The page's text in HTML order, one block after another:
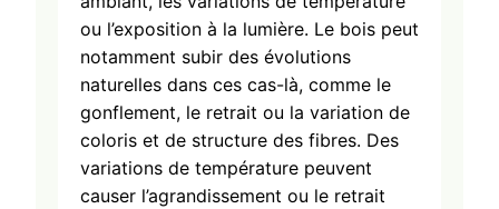
ou l’exposition à la lumière. Le bois peut
notamment subir des évolutions
naturelles dans ces cas-là, comme le
gonflement, le retrait ou la variation de
coloris et de structure des fibres. Des
variations de température peuvent
causer l’agrandissement ou le retrait